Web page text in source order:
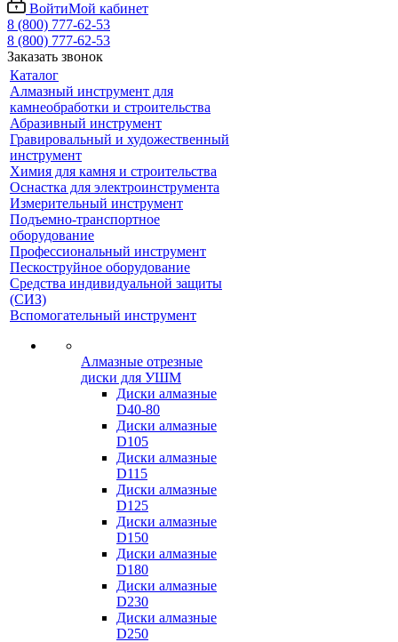
ВойтиМой кабинет
8 (800) 777-62-53
8 (800) 777-62-53
Заказать звонок
Каталог
Алмазный инструмент для
камнеобработки и строительства
Абразивный инструмент
Гравировальный и художественный
инструмент
Химия для камня и строительства
Оснастка для электроинструмента
Измерительный инструмент
Подъемно-транспортное
оборудование
Профессиональный инструмент
Пескоструйное оборудование
Средства индивидуальной защиты
(СИЗ)
Вспомогательный инструмент
Алмазные отрезные
диски для УШМ
Диски алмазные
D40-80
Диски алмазные
D105
Диски алмазные
D115
Диски алмазные
D125
Диски алмазные
D150
Диски алмазные
D180
Диски алмазные
D230
Диски алмазные
D250